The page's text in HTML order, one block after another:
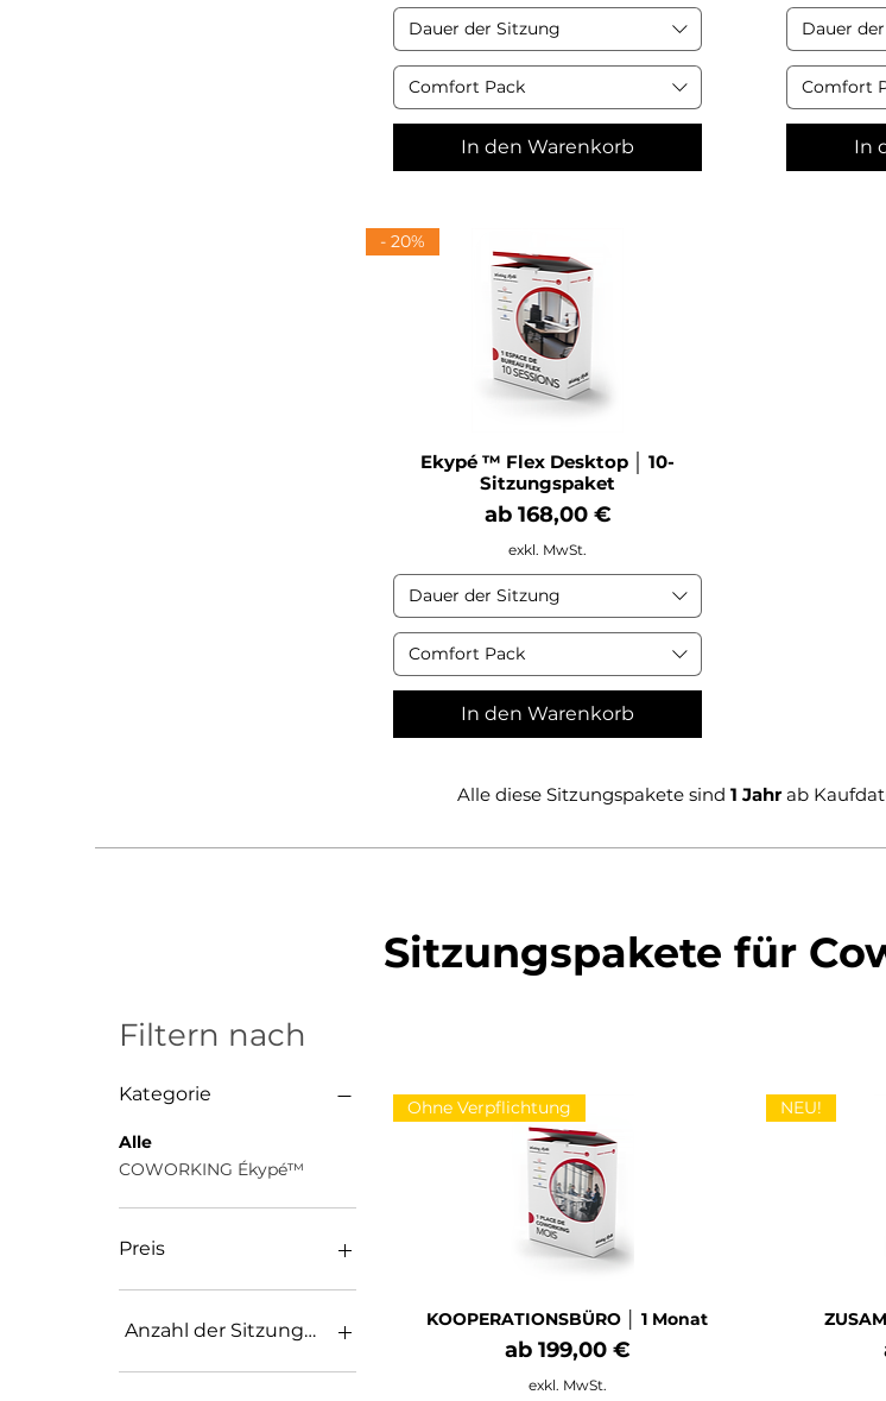
Dauer der Sitzung
Comfort Pack
In den Warenkorb
Dauer
Comfort
In
- 20%
Ekypé ™ Flex Desktop │ 10-
Sitzungspaket
ab 168,00 €
Sale-Preis
exkl. MwSt.
Dauer der Sitzung
Comfort Pack
In den Warenkorb
Alle diese Sitzungspakete sind 1 Jahrab
Sitzungspakete für
Filtern nach
Kategorie
Alle
COWORKING Ékypé™
Preis
15 €
Anzahl der Sitzungen
1 Sitzung
Ohne Verpflichtung
KOOPERATIONSBÜRO │ 1 Monat
ab 199,00 €
Sale-Preis
exkl. MwSt.
NEU!